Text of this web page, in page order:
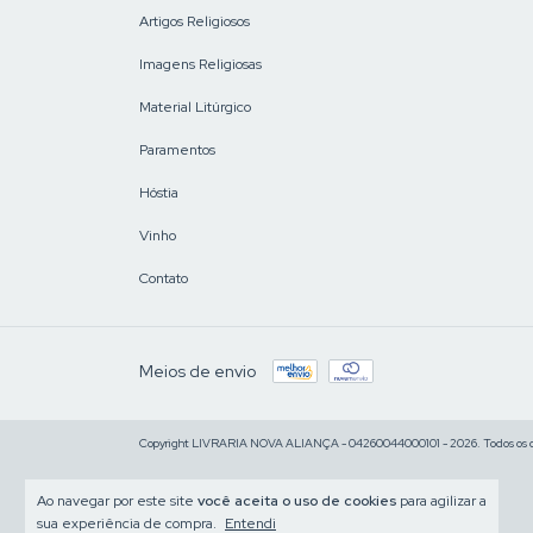
Ao navegar por este site você aceita o uso de cookies para agilizar a
sua experiência de compra. Entendi
Artigos Religiosos
Imagens Religiosas
Material Litúrgico
Paramentos
Hóstia
Vinho
Contato
Meios de envio
Copyright LIVRARIA NOVA ALIANÇA - 04260044000101 - 2026. Todos os